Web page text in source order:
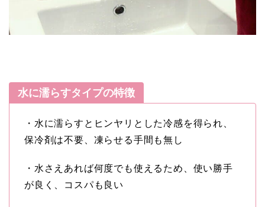
水に濡らすタイプの特徴
・水に濡らすとヒンヤリとした冷感を得られ、
保冷剤は不要、凍らせる手間も無し
・水さえあれば何度でも使えるため、使い勝手
が良く、コスパも良い